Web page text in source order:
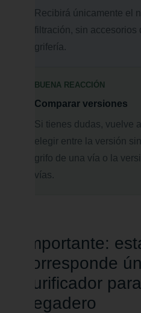
Recibirá únicamente el
filtración, sin accesorios
grifería.
BUENA REACCIÓN
Comparar versiones
Si tienes dudas, vuelve
elegir entre la versión
grifo de una vía o la
vías.
Importante:
corresponde
purificador
fregadero